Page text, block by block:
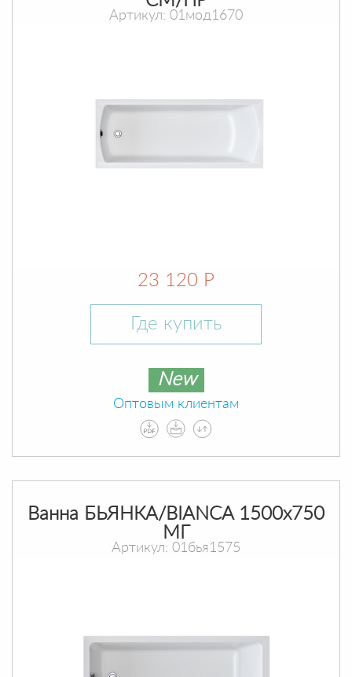
Артикул: 01мод1670
23 120 Р
Где купить
New
Оптовым клиентам
Ванна БЬЯНКА/BIANCA 1500х750
МГ
Артикул: 01бья1575